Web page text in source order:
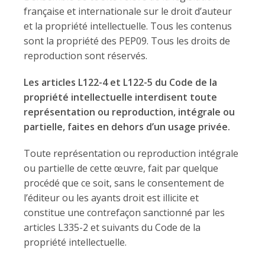
française et internationale sur le droit d’auteur
et la propriété intellectuelle. Tous les contenus
sont la propriété des PEP09. Tous les droits de
reproduction sont réservés.
Les articles L122-4 et L122-5 du Code de la
propriété intellectuelle interdisent toute
représentation ou reproduction, intégrale ou
partielle, faites en dehors d’un usage privée.
Toute représentation ou reproduction intégrale
ou partielle de cette œuvre, fait par quelque
procédé que ce soit, sans le consentement de
l’éditeur ou les ayants droit est illicite et
constitue une contrefaçon sanctionné par les
articles L335-2 et suivants du Code de la
propriété intellectuelle.